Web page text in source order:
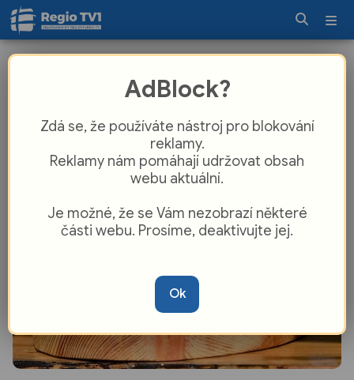
Varyádu míří Food Festival, láká i na
AdBlock?
Zdá se, že používáte nástroj pro blokování
reklamy.
Reklamy nám pomáhají udržovat obsah
webu aktuální.
Je možné, že se Vám nezobrazí některé
části webu. Prosíme, deaktivujte jej.
Ok